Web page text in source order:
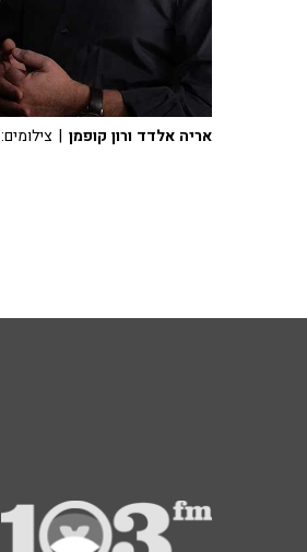
אריה אלדד ורון קופמן | צילומים: 103fm